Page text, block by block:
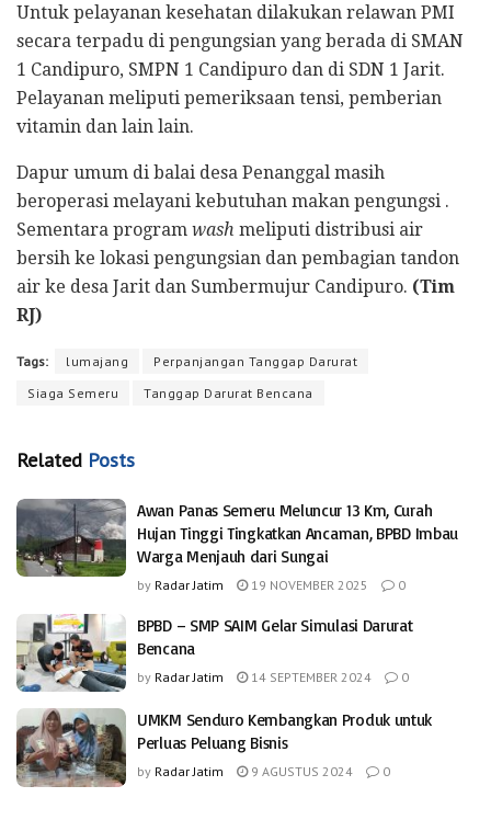
Untuk pelayanan kesehatan dilakukan relawan PMI
secara terpadu di pengungsian yang berada di SMAN
1 Candipuro, SMPN 1 Candipuro dan di SDN 1 Jarit.
Pelayanan meliputi pemeriksaan tensi, pemberian
vitamin dan lain lain.
Dapur umum di balai desa Penanggal masih
beroperasi melayani kebutuhan makan pengungsi .
Sementara program wash meliputi distribusi air
bersih ke lokasi pengungsian dan pembagian tandon
air ke desa Jarit dan Sumbermujur Candipuro. (Tim
RJ)
Tags: lumajang
Perpanjangan Tanggap Darurat
Siaga Semeru
Tanggap Darurat Bencana
Related Posts
Awan Panas Semeru Meluncur 13 Km, Curah
Hujan Tinggi Tingkatkan Ancaman, BPBD Imbau
Warga Menjauh dari Sungai
by Radar Jatim 19 NOVEMBER 2025 0
BPBD – SMP SAIM Gelar Simulasi Darurat
Bencana
by Radar Jatim 14 SEPTEMBER 2024 0
UMKM Senduro Kembangkan Produk untuk
Perluas Peluang Bisnis
by Radar Jatim 9 AGUSTUS 2024 0